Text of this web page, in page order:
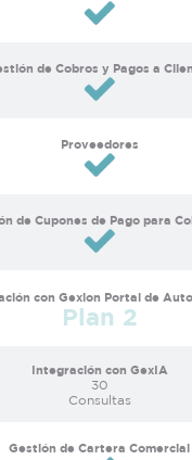
de Cobros y Pagos a
Proveedores
de Cupones de Pago para
con Gexion Portal de
Plan 2
Integración con GexIA
30
Consultas
Gestión de Cartera Comercial